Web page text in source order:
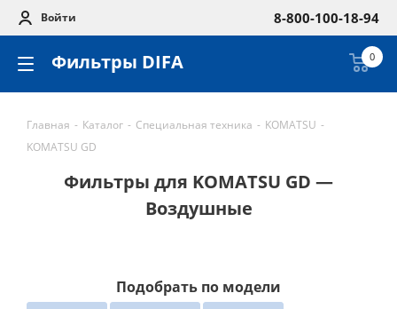
Войти 8-800-100-18-94
Фильтры DIFA 0
Главная - Каталог - Специальная техника - KOMATSU -
KOMATSU GD
Фильтры для KOMATSU GD —
Воздушные
Подобрать по модели